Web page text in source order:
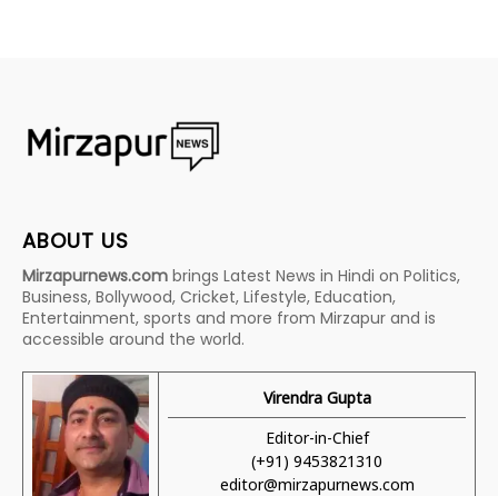
ABOUT US
Mirzapurnews.com brings Latest News in Hindi on Politics,
Business, Bollywood, Cricket, Lifestyle, Education,
Entertainment, sports and more from Mirzapur and is
accessible around the world.
Virendra Gupta
Editor-in-Chief
(+91) 9453821310
editor@mirzapurnews.com